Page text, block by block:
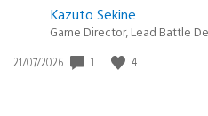
Kazuto Sekine
Game Director, Lead Battle
Fecha
21/07/2026 1 4